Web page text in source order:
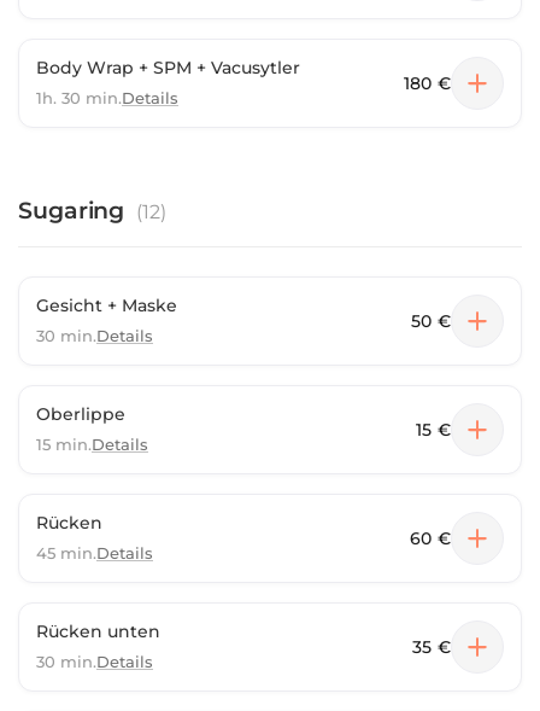
Body Wrap + SPM + Vacusytler
1h. 30 min.Details
180 €
Sugaring (12)
Gesicht + Maske
30 min.Details
50 €
Oberlippe
15 min.Details
15 €
Rücken
45 min.Details
60 €
Rücken unten
30 min.Details
35 €